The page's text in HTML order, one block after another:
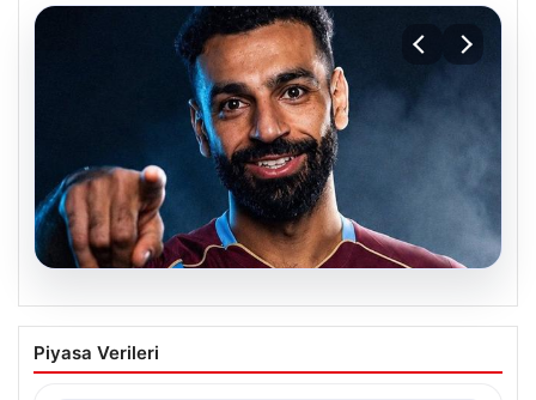
05.08.2026
Mohamed Salah transferinin detayları
açıklandı!
Piyasa Verileri